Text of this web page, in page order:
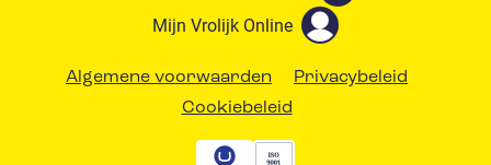
Mijn Vrolijk Online
Algemene voorwaarden
Privacybeleid
Cookiebeleid